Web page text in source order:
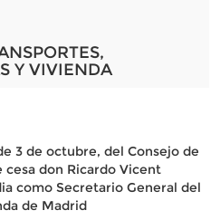
Y VIVIENDA
3 de octubre, del Consejo de
don Ricardo Vicent
como Secretario General del
de Madrid